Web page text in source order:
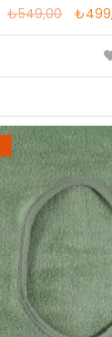
₺549,00
fiyat:
₺